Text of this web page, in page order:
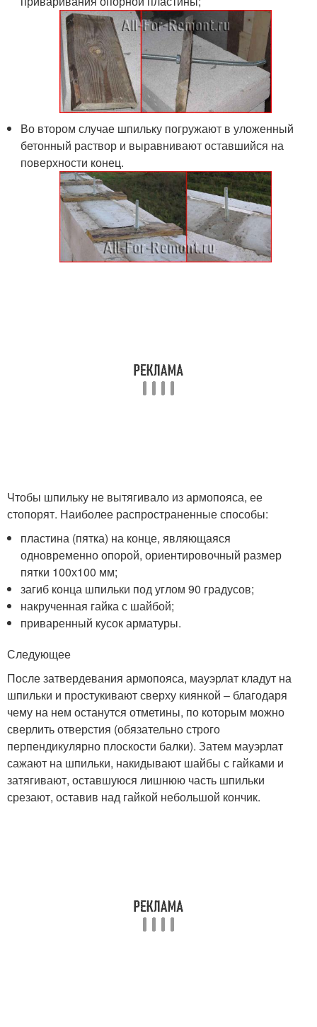
Во втором случае шпильку погружают в уложенный
бетонный раствор и выравнивают оставшийся на
поверхности конец.
Чтобы шпильку не вытягивало из армопояса, ее
стопорят. Наиболее распространенные способы:
пластина (пятка) на конце, являющаяся
одновременно опорой, ориентировочный размер
пятки 100х100 мм;
загиб конца шпильки под углом 90 градусов;
накрученная гайка с шайбой;
приваренный кусок арматуры.
Следующее
После затвердевания армопояса, мауэрлат кладут на
шпильки и простукивают сверху киянкой – благодаря
чему на нем останутся отметины, по которым можно
сверлить отверстия (обязательно строго
перпендикулярно плоскости балки). Затем мауэрлат
сажают на шпильки, накидывают шайбы с гайками и
затягивают, оставшуюся лишнюю часть шпильки
срезают, оставив над гайкой небольшой кончик.